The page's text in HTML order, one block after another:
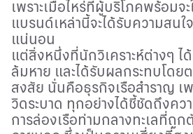
เพราะเมื่อไหร่ที่ผู้บริโภคพร้อมจ
แบรนด์เหล่านี้จะได้รับความสน
แน่นอน
แต่สิ่งหนึ่งที่นักวิเคราะห์ต่างๆ ไ
ล้มหาย และได้รับผลกระทบโดย
สงสัย นั่นคือธุรกิจเรือสำราญ เพ
วิดระบาด ทุกอย่างได้ชี้ชัดถึงค
การล่องเรือท่ามกลางทะเลที่ถูก